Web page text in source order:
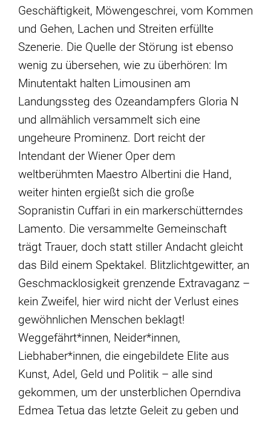
Geschäftigkeit, Möwengeschrei, vom Kommen
und Gehen, Lachen und Streiten erfüllte
Szenerie. Die Quelle der Störung ist ebenso
wenig zu übersehen, wie zu überhören: Im
Minutentakt halten Limousinen am
Landungssteg des Ozeandampfers Gloria N
und allmählich versammelt sich eine
ungeheure Prominenz. Dort reicht der
Intendant der Wiener Oper dem
weltberühmten Maestro Albertini die Hand,
weiter hinten ergießt sich die große
Sopranistin Cuffari in ein markerschütterndes
Lamento. Die versammelte Gemeinschaft
trägt Trauer, doch statt stiller Andacht gleicht
das Bild einem Spektakel. Blitzlichtgewitter, an
Geschmacklosigkeit grenzende Extravaganz –
kein Zweifel, hier wird nicht der Verlust eines
gewöhnlichen Menschen beklagt!
Weggefährt*innen, Neider*innen,
Liebhaber*innen, die eingebildete Elite aus
Kunst, Adel, Geld und Politik – alle sind
gekommen, um der unsterblichen Operndiva
Edmea Tetua das letzte Geleit zu geben und